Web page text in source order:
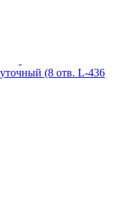
(8 отв. L-436